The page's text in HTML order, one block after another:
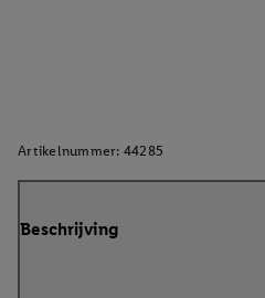
Artikelnummer: 44285
Beschrijving